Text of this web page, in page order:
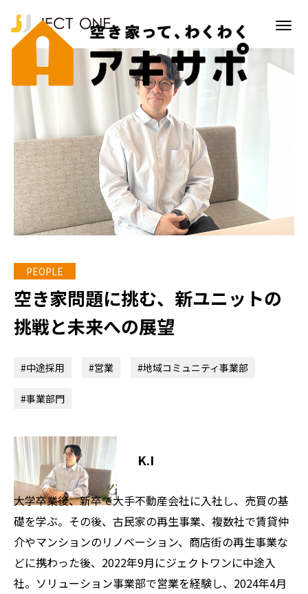
空き家問題に挑む、新ユニットの
挑戦と未来への展望
#中途採用 #営業 #地域コミュニティ事業部
#事業部門
K.I
大学卒業後、新卒で大手不動産会社に入社し、売買の基
礎を学ぶ。その後、古民家の再生事業、複数社で賃貸仲
介やマンションのリノベーション、商店街の再生事業な
どに携わった後、2022年9月にジェクトワンに中途入
社。ソリューション事業部で営業を経験し、2024年4月